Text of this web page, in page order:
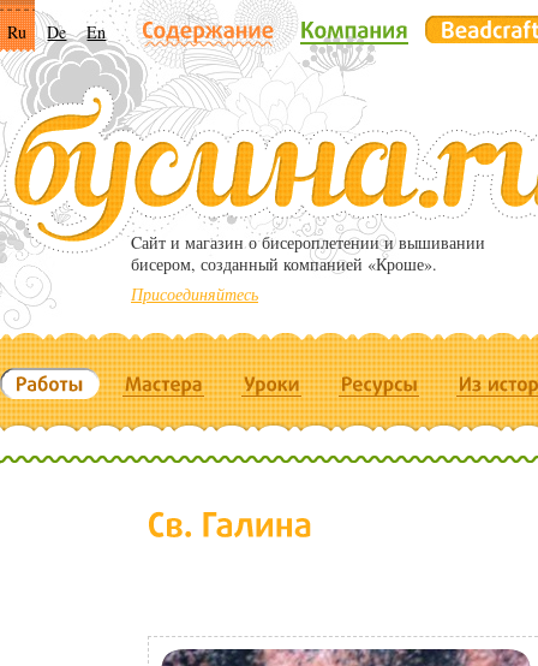
Ru De En
Cайт и магазин о бисероплетении и вышивании
бисером, созданный компанией «Кроше».
Присоединяйтесь